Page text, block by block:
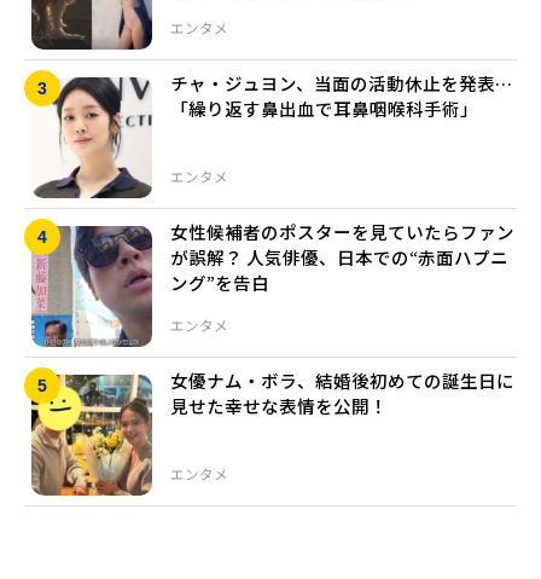
エンタメ
エンタメ
チャ・ジュヨン、当面の活動休止を発表…
「繰り返す鼻出血で耳鼻咽喉科手術」
エンタメ
女性候補者のポスターを見ていたらファン
が誤解？ 人気俳優、日本での“赤面ハプニ
ング”を告白
エンタメ
女優ナム・ボラ、結婚後初めての誕生日に
見せた幸せな表情を公開！